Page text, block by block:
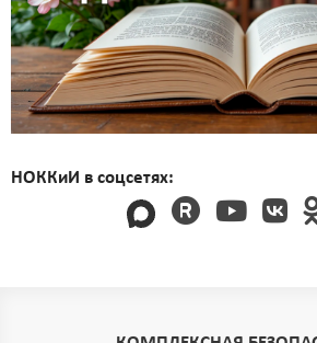
НОККиИ в соцсетях: